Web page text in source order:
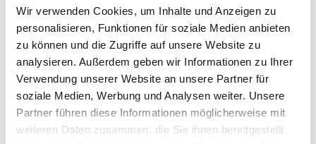
Wir verwenden Cookies, um Inhalte und Anzeigen zu
personalisieren, Funktionen für soziale Medien anbieten
zu können und die Zugriffe auf unsere Website zu
analysieren. Außerdem geben wir Informationen zu Ihrer
Verwendung unserer Website an unsere Partner für
soziale Medien, Werbung und Analysen weiter. Unsere
Partner führen diese Informationen möglicherweise mit
weiteren Daten zusammen, die Sie ihnen bereitgestellt
Straße
Ort